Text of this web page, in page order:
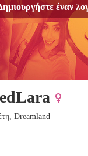
έναν
Dreamland